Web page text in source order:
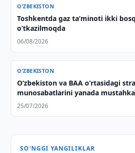
O‘ZBEKISTON
Toshkentda gaz taʼminoti ikki
o‘tkazilmoqda
06/08/2026
O‘ZBEKISTON
Oʻzbekiston va BAA oʻrtasidagi
munosabatlarini yanada
muhokama qilindi
25/07/2026
SO'NGGI YANGILIKLAR